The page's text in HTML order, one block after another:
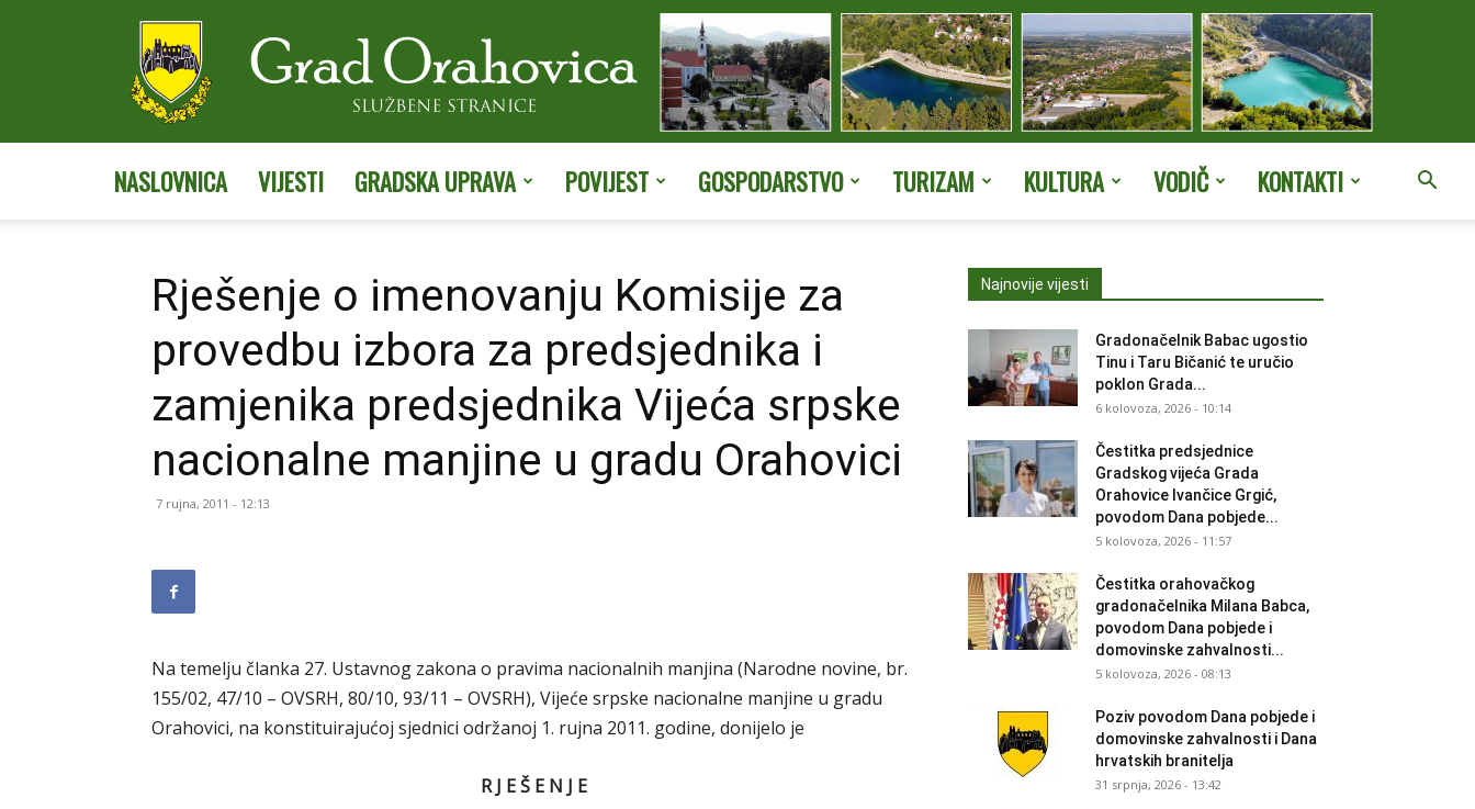
stranice
NASLOVNICA VIJESTI GRADSKA UPRAVA POVIJEST GOSPODARSTVO TURIZAM KULTURA VODIČ KONTAKTI
Rješenje o imenovanju Komisije za
provedbu izbora za predsjednika i
zamjenika predsjednika Vijeća srpske
nacionalne manjine u gradu Orahovici
7 rujna, 2011 - 12:13
Na temelju članka 27. Ustavnog zakona o pravima nacionalnih manjina (Narodne novine, br.
155/02, 47/10 – OVSRH, 80/10, 93/11 – OVSRH), Vijeće srpske nacionalne manjine u gradu
Orahovici, na konstituirajućoj sjednici održanoj 1. rujna 2011. godine, donijelo je
R J E Š E N J E
Najnovije vijesti
Gradonačelnik Babac ugostio
Tinu i Taru Bičanić te uručio
poklon Grada...
6 kolovoza, 2026 - 10:14
Čestitka predsjednice
Gradskog vijeća Grada
Orahovice Ivančice Grgić,
povodom Dana pobjede...
5 kolovoza, 2026 - 11:57
Čestitka orahovačkog
gradonačelnika Milana Babca,
povodom Dana pobjede i
domovinske zahvalnosti...
5 kolovoza, 2026 - 08:13
Poziv povodom Dana pobjede i
domovinske zahvalnosti i Dana
hrvatskih branitelja
31 srpnja, 2026 - 13:42